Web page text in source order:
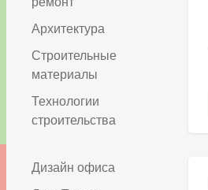
Архитектура
Строительные
материалы
Технологии
строительства
Дизайн офиса